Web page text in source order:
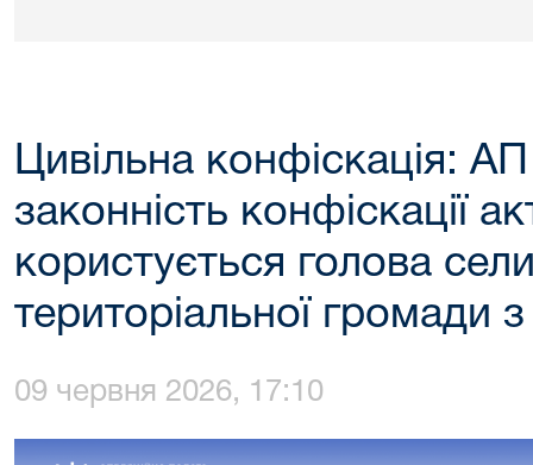
Цивільна конфіскація:
законність конфіскації
користується голова
територіальної громади
09 червня 2026, 17:10